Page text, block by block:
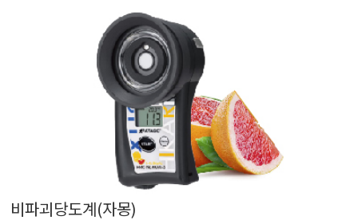
기공기질/미세먼지/가스/소음/진동측정기
속풍량계/온도계/온습도계/기압계
도/농도/염도/당산도/굴절계/편광계/커피농도계
비파괴당도계(자몽)